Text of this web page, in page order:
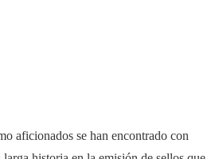
aficionados se han encontrado con